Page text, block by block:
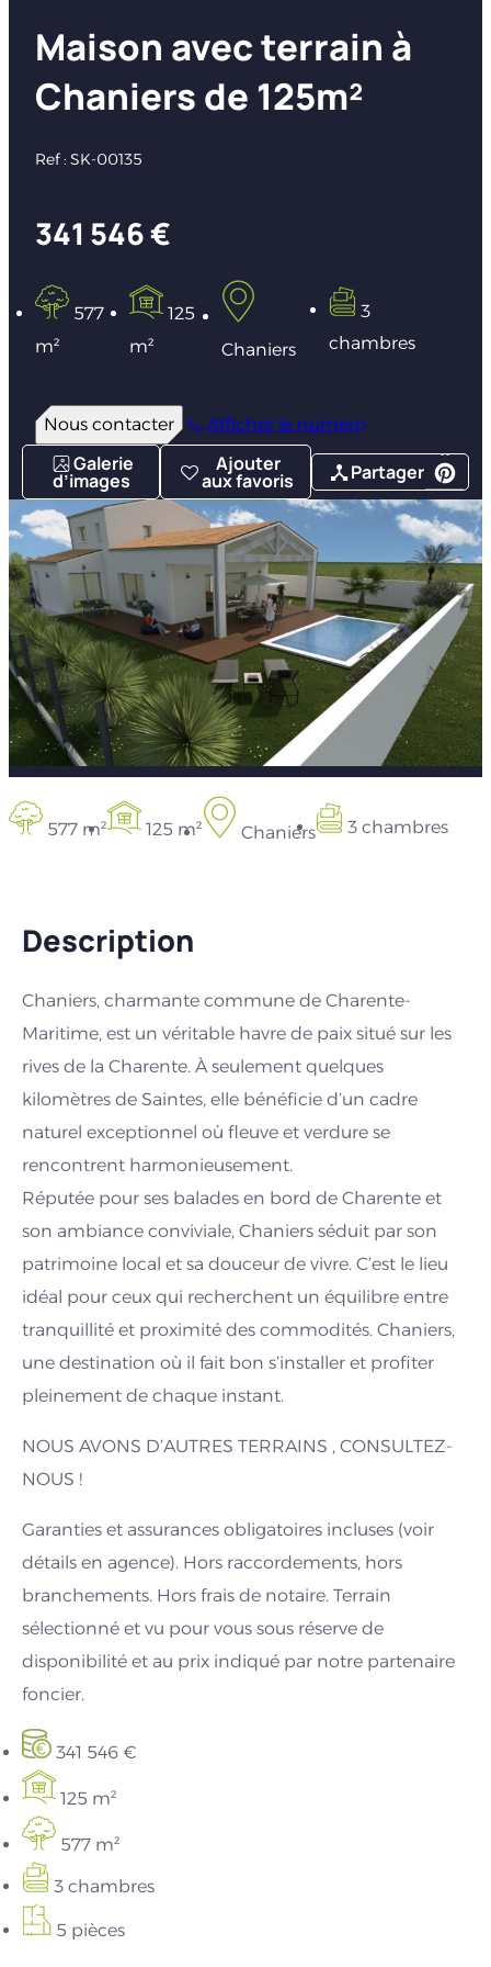
Maison avec terrain à
Chaniers de 125m²
Ref : SK-00135
341 546 €
577
m²
125
m²
Chaniers
3
chambres
Nous contacter Afficher le numéro
Galerie
d’images
Ajouter
aux favoris Partager
577 m² 125 m² Chaniers 3 chambres
Description
Chaniers, charmante commune de Charente-
Maritime, est un véritable havre de paix situé sur les
rives de la Charente. À seulement quelques
kilomètres de Saintes, elle bénéficie d’un cadre
naturel exceptionnel où fleuve et verdure se
rencontrent harmonieusement.
Réputée pour ses balades en bord de Charente et
son ambiance conviviale, Chaniers séduit par son
patrimoine local et sa douceur de vivre. C’est le lieu
idéal pour ceux qui recherchent un équilibre entre
tranquillité et proximité des commodités. Chaniers,
une destination où il fait bon s’installer et profiter
pleinement de chaque instant.
NOUS AVONS D’AUTRES TERRAINS , CONSULTEZ-
NOUS !
Garanties et assurances obligatoires incluses (voir
détails en agence). Hors raccordements, hors
branchements. Hors frais de notaire. Terrain
sélectionné et vu pour vous sous réserve de
disponibilité et au prix indiqué par notre partenaire
foncier.
341 546 €
125 m²
577 m²
3 chambres
5 pièces